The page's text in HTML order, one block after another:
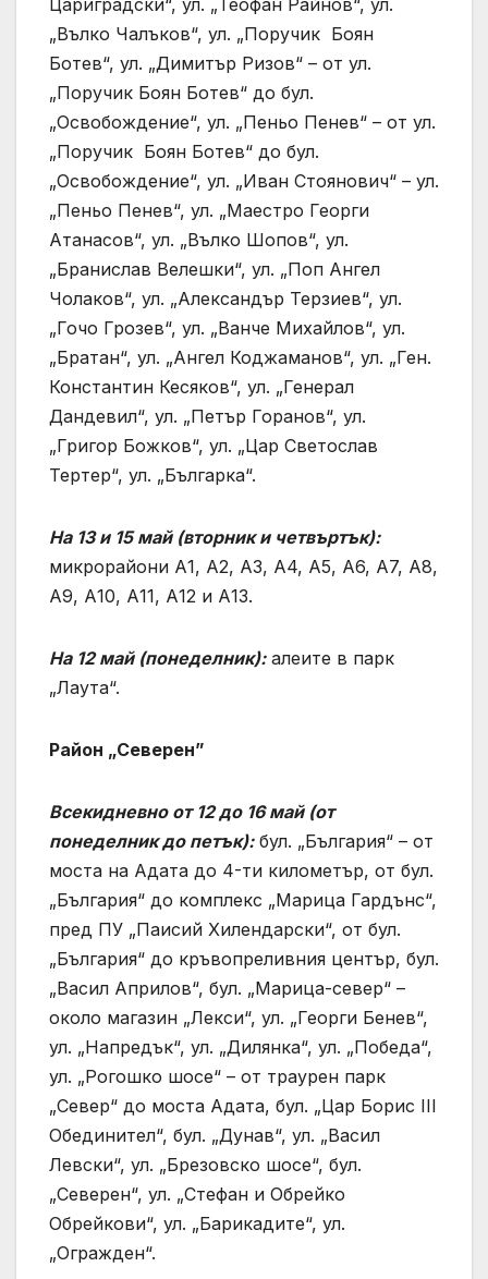
Цариградски“, ул. „Теофан Райнов“, ул.
„Вълко Чалъков“, ул. „Поручик Боян
Ботев“, ул. „Димитър Ризов“ – от ул.
„Поручик Боян Ботев“ до бул.
„Освобождение“, ул. „Пеньо Пенев“ – от ул.
„Поручик Боян Ботев“ до бул.
„Освобождение“, ул. „Иван Стоянович“ – ул.
„Пеньо Пенев“, ул. „Маестро Георги
Атанасов“, ул. „Вълко Шопов“, ул.
„Бранислав Велешки“, ул. „Поп Ангел
Чолаков“, ул. „Александър Терзиев“, ул.
„Гочо Грозев“, ул. „Ванче Михайлов“, ул.
„Братан“, ул. „Ангел Коджаманов“, ул. „Ген.
Константин Кесяков“, ул. „Генерал
Дандевил“, ул. „Петър Горанов“, ул.
„Григор Божков“, ул. „Цар Светослав
Тертер“, ул. „Българка“.
На 13 и 15 май (вторник и четвъртък):
микрорайони А1, А2, А3, А4, А5, А6, А7, А8,
А9, А10, А11, А12 и А13.
На 12 май (понеделник):алеите в парк
„Лаута“.
Район „Северен”
Всекидневно от 12 до 16 май (от
понеделник до петък):бул. „България“ – от
моста на Адата до 4-ти километър, от бул.
„България“ до комплекс „Марица Гардънс“,
пред ПУ „Паисий Хилендарски“, от бул.
„България“ до кръвопреливния център, бул.
„Васил Априлов“, бул. „Марица-север“ –
около магазин „Лекси“, ул. „Георги Бенев“,
ул. „Напредък“, ул. „Дилянка“, ул. „Победа“,
ул. „Рогошко шосе“ – от траурен парк
„Север“ до моста Адата, бул. „Цар Борис ІІІ
Обединител“, бул. „Дунав“, ул. „Васил
Левски“, ул. „Брезовско шосе“, бул.
„Северен“, ул. „Стефан и Обрейко
Обрейкови“, ул. „Барикадите“, ул.
„Огражден“.